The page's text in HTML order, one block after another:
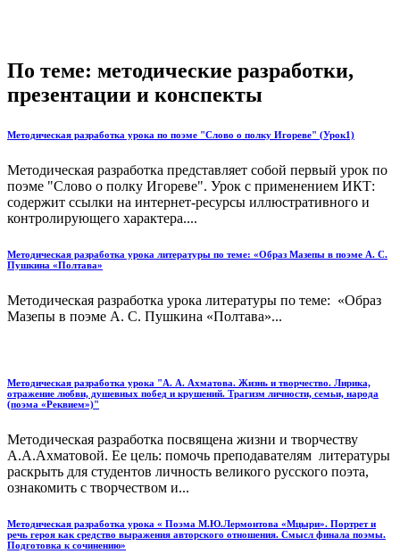
По теме: методические разработки,
презентации и конспекты
Методическая разработка урока по поэме "Слово о полку Игореве" (Урок1)
Методическая разработка представляет собой первый урок по
поэме "Слово о полку Игореве". Урок с применением ИКТ:
содержит ссылки на интернет-ресурсы иллюстративного и
контролирующего характера....
Методическая разработка урока литературы по теме: «Образ Мазепы в поэме А. С.
Пушкина «Полтава»
Методическая разработка урока литературы по теме: «Образ
Мазепы в поэме А. С. Пушкина «Полтава»...
Методическая разработка урока "А. А. Ахматова. Жизнь и творчество. Лирика,
отражение любви, душевных побед и крушений. Трагизм личности, семьи, народа
(поэма «Реквием»)"
Методическая разработка посвящена жизни и творчеству
А.А.Ахматовой. Ее цель: помочь преподавателям литературы
раскрыть для студентов личность великого русс­кого поэта,
ознакомить с творчеством и...
Методическая разработка урока « Поэма М.Ю.Лермонтова «Мцыри». Портрет и
речь героя как средство выражения авторского отношения. Смысл финала поэмы.
Подготовка к сочинению»